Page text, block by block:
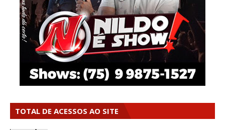
TOTAL DE ACESSOS AO SITE